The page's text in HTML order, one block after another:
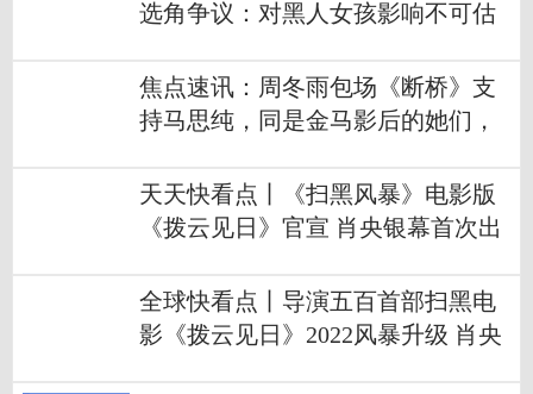
选角争议：对黑人女孩影响不可估
焦点速讯：周冬雨包场《断桥》支
持马思纯，同是金马影后的她们，
天天快看点丨《扫黑风暴》电影版
《拨云见日》官宣 肖央银幕首次出
全球快看点丨导演五百首部扫黑电
影《拨云见日》2022风暴升级 肖央